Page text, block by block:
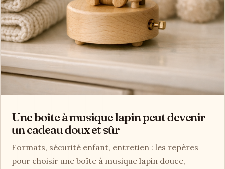
Une boîte à musique lapin peut devenir
un cadeau doux et sûr
Formats, sécurité enfant, entretien : les repères
pour choisir une boîte à musique lapin douce,